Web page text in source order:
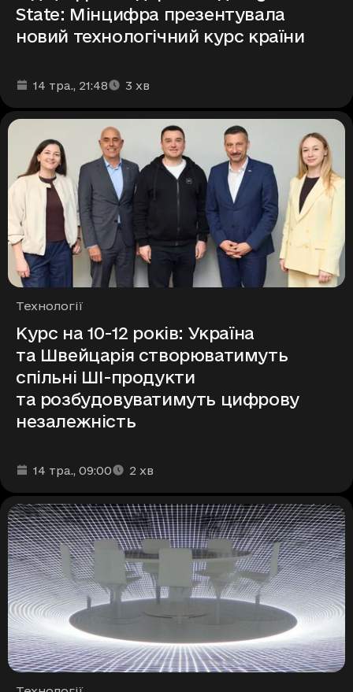
State: Мінцифра презентувала
новий технологічний курс країни
Дата та час публікації
14 тра., 21:48
Час читання: 3 хв
Рубрики
Технології
Курс на 10-12 років: Україна
та Швейцарія створюватимуть
спільні ШІ-продукти
та розбудовуватимуть цифрову
незалежність
Дата та час публікації
14 тра., 09:00
Час читання: 2 хв